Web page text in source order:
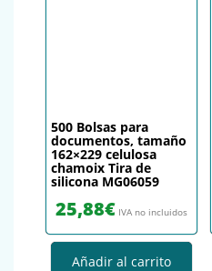
500 Bolsas para
documentos, tamaño
162×229 celulosa
chamoix Tira de
silicona MG06059
25,88€ IVA no incluidos
Añadir al carrito